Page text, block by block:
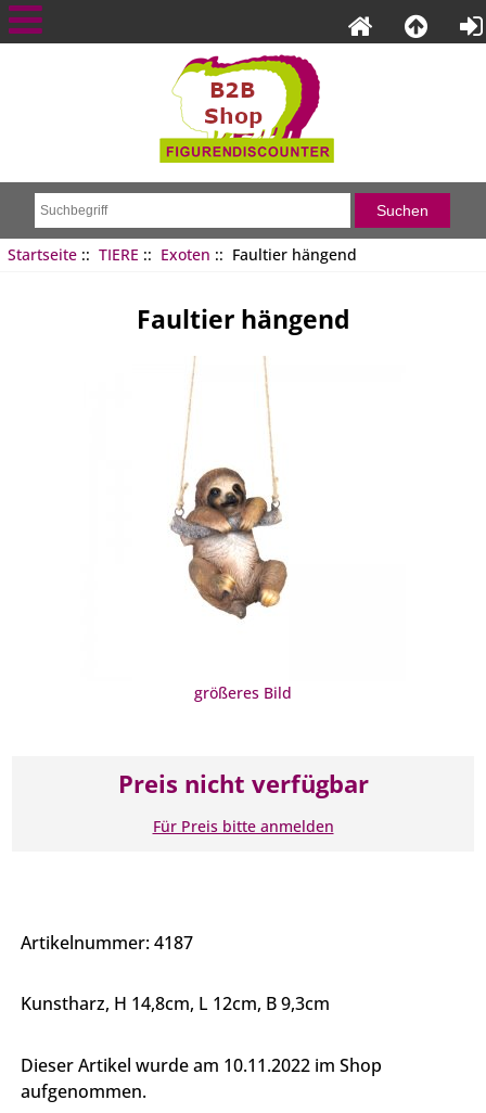
Startseite:: TIERE :: Exoten :: Faultier hängend
Faultier hängend
größeres Bild
Preis nicht verfügbar
Für Preis bitte anmelden
Artikelnummer: 4187
Kunstharz, H 14,8cm, L 12cm, B 9,3cm
Dieser Artikel wurde am 10.11.2022 im Shop
aufgenommen.